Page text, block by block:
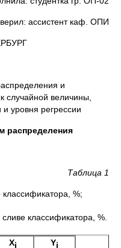
ассистент каф. ОПИ
и
случайной величины,
уровня регрессии
распределения
Таблица 1
%;
классификатора, %.
Хi Yi